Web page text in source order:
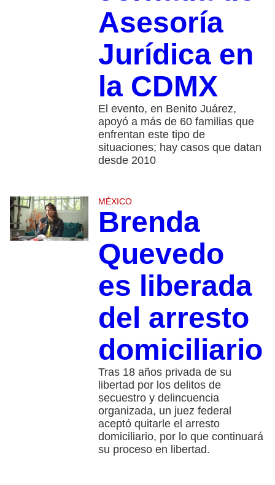
Asesoría
Jurídica en
la CDMX
El evento, en Benito Juárez,
apoyó a más de 60 familias que
enfrentan este tipo de
situaciones; hay casos que datan
desde 2010
MÉXICO
Brenda
Quevedo
es liberada
del arresto
domiciliario
Tras 18 años privada de su
libertad por los delitos de
secuestro y delincuencia
organizada, un juez federal
aceptó quitarle el arresto
domiciliario, por lo que continuará
su proceso en libertad.